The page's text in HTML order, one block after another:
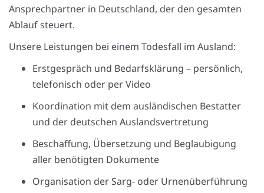
Ansprechpartner in Deutschland, der den gesamten
Ablauf steuert.
Unsere Leistungen bei einem Todesfall im Ausland:
Erstgespräch und Bedarfsklärung – persönlich,
telefonisch oder per Video
Koordination mit dem ausländischen Bestatter
und der deutschen Auslandsvertretung
Beschaffung, Übersetzung und Beglaubigung
aller benötigten Dokumente
Organisation der Sarg- oder Urnenüberführung